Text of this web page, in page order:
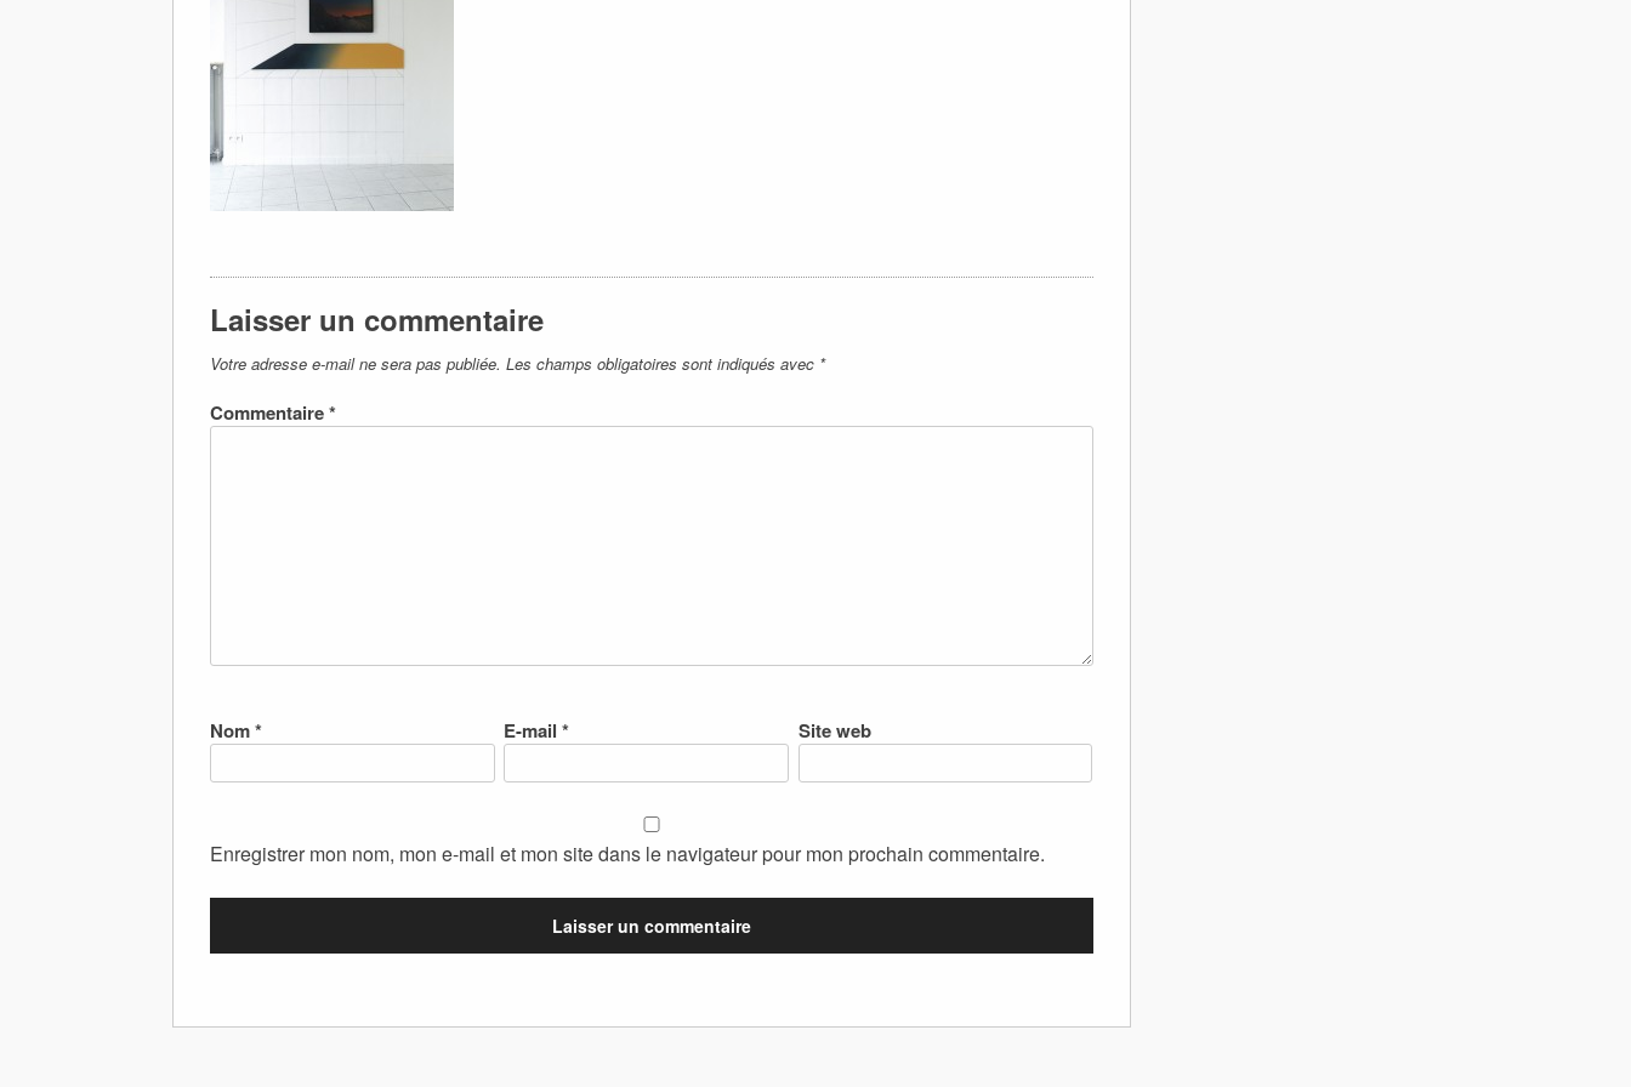
Laisser un commentaire
Votre adresse e-mail ne sera pas publiée. Les champs obligatoires sont indiqués avec *
Commentaire*
Nom* E-mail* Site web
Enregistrer mon nom, mon e-mail et mon site dans le navigateur pour mon prochain commentaire.